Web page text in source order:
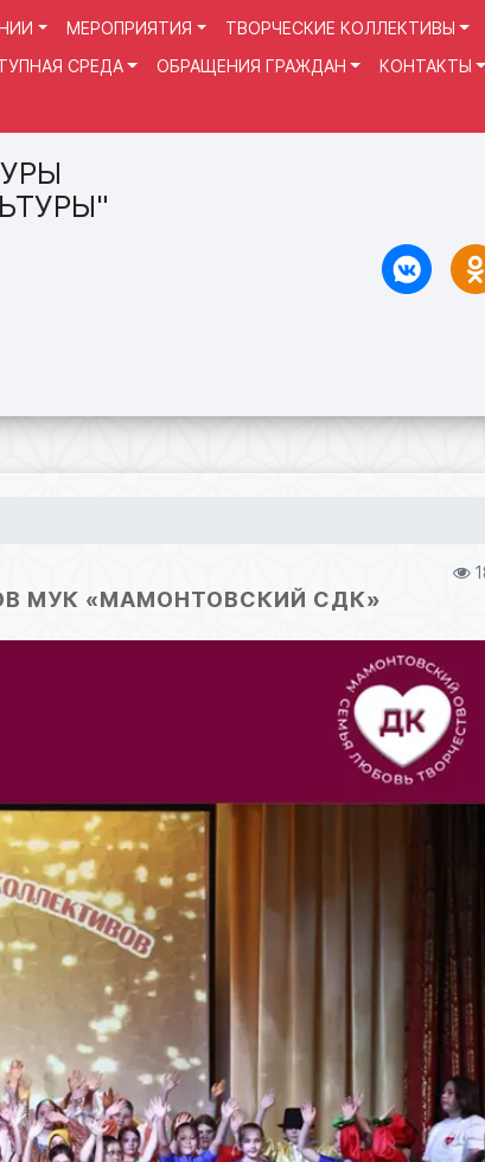
МЕРОПРИЯТИЯ
ТВОРЧЕСКИЕ КОЛЛЕКТИВЫ
СРЕДА ОБРАЩЕНИЯ ГРАЖДАН
КОНТАКТЫ
МУК «МАМОНТОВСКИЙ СДК»